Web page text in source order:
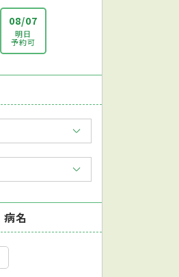
08/07
明日
予約可
名